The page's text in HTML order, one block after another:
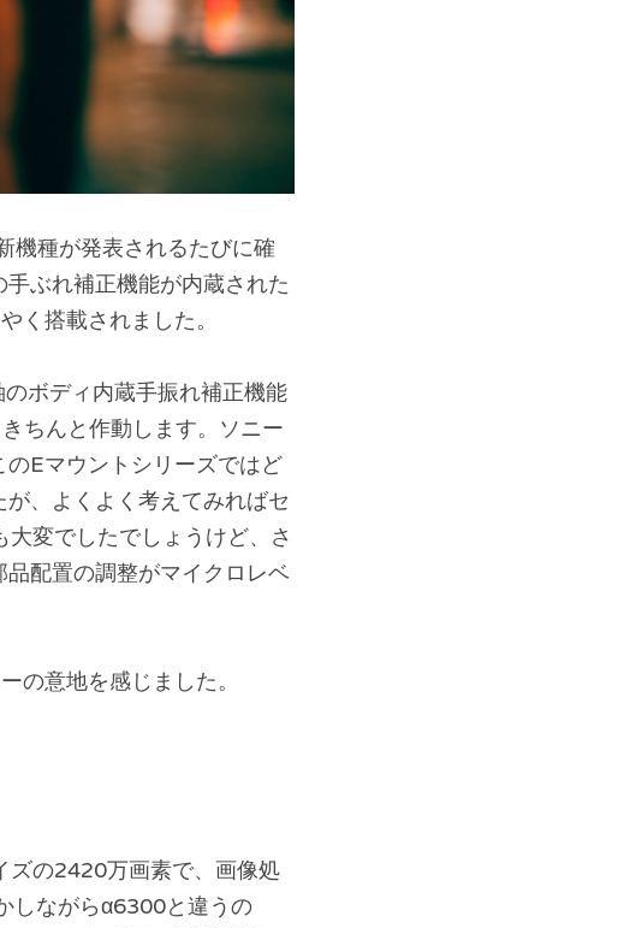
機種が発表されるたびに確
ぶれ補正機能が内蔵された
く搭載されました。
ボディ内蔵手振れ補正機能
ちんと作動します。ソニー
Eマウントシリーズではど
、よくよく考えてみればセ
変でしたでしょうけど、さ
配置の調整がマイクロレベ
の意地を感じました。
ズの2420万画素で、画像処
しながらα6300と違うの